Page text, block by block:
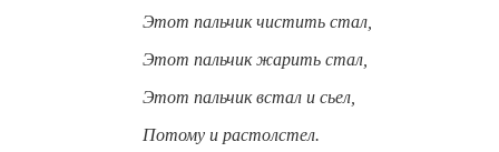
Этот пальчик чистить стал,
Этот пальчик жарить стал,
Этот пальчик встал и сьел,
Потому и растолстел.